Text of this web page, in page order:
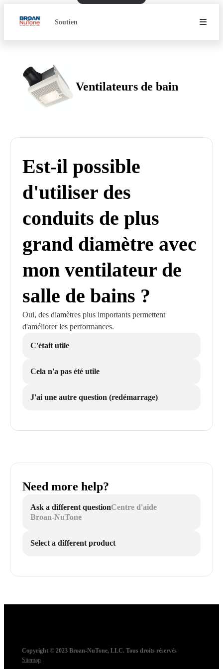
Soutien
Ventilateurs de bain
Est-il possible
d'utiliser des
conduits de plus
grand diamètre avec
mon ventilateur de
salle de bains ?
Oui, des diamètres plus importants permettent
d'améliorer les performances.
C'était utile
Cela n'a pas été utile
J'ai une autre question (redémarrage)
Need more help?
Ask a different questionCentre d'aide
Broan-NuTone
Select a different product
Copyright © 2023 Broan-NuTone, LLC. Tous droits réservés
Sitemap